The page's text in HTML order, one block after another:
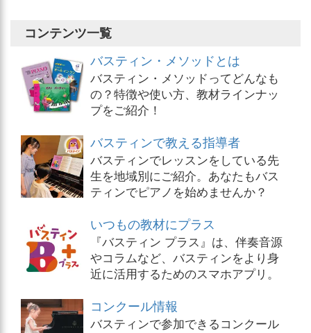
コンテンツ一覧
バスティン・メソッドとは
バスティン・メソッドってどんなも
の？特徴や使い方、教材ラインナッ
プをご紹介！
バスティンで教える指導者
バスティンでレッスンをしている先
生を地域別にご紹介。あなたもバス
ティンでピアノを始めませんか？
いつもの教材にプラス
『バスティン プラス』は、伴奏音源
やコラムなど、バスティンをより身
近に活用するためのスマホアプリ。
コンクール情報
バスティンで参加できるコンクール